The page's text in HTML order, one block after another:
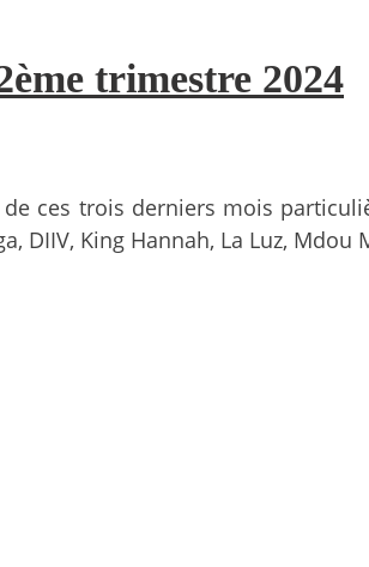
trimestre 2024
de ces trois derniers mois
DIIV, King Hannah, La Luz,